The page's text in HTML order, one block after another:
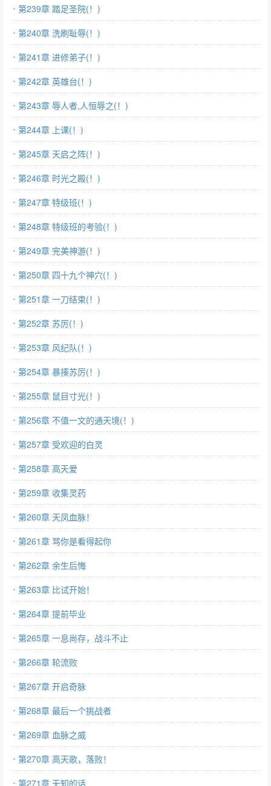
第239章 踏足圣院(！)
第240章 洗刷耻辱(！)
第241章 进修弟子(！)
第242章 英雄台(！)
第243章 辱人者,人恒辱之(！)
第244章 上课(！)
第245章 天启之阵(！)
第246章 时光之殿(！)
第247章 特级班(！)
第248章 特级班的考验(！)
第249章 完美神游(！)
第250章 四十九个神穴(！)
第251章 一刀结束(！)
第252章 苏厉(！)
第253章 风纪队(！)
第254章 暴揍苏厉(！)
第255章 鼠目寸光(！)
第256章 不值一文的通天境(！)
第257章 受欢迎的白灵
第258章 高天爱
第259章 收集灵药
第260章 天凤血脉！
第261章 骂你是看得起你
第262章 余生后悔
第263章 比试开始！
第264章 提前毕业
第265章 一息尚存，战斗不止
第266章 轮流败
第267章 开启奇脉
第268章 最后一个挑战者
第269章 血脉之威
第270章 高天歌，落败！
第271章 无知的话